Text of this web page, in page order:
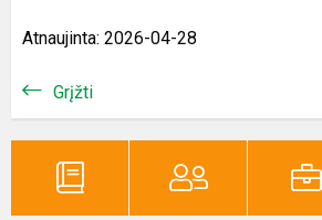
Atnaujinta: 2026-04-28
Grįžti